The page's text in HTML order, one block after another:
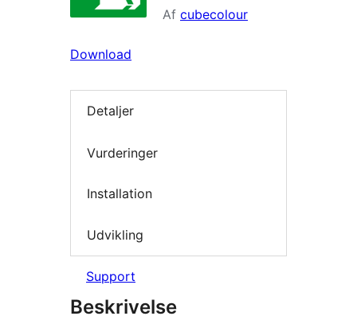
Af cubecolour
Download
Detaljer
Vurderinger
Installation
Udvikling
Support
Beskrivelse